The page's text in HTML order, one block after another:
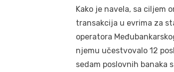
Kako je navela, sa ciljem
transakcija u evrima za
operatora
njemu učestvovalo 12
sedam poslovnih banaka